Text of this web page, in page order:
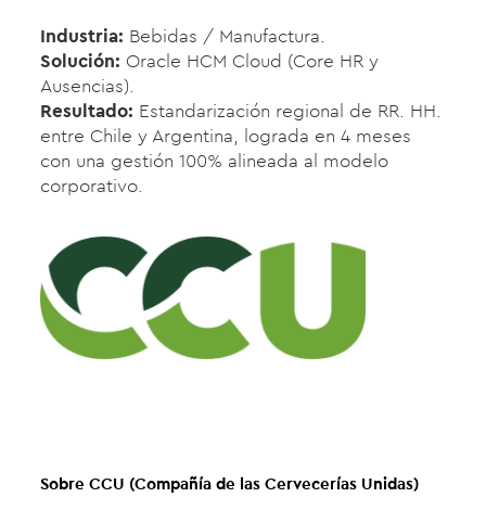
Industria: Bebidas / Manufactura.
Solución: Oracle HCM Cloud (Core HR y
Ausencias).
Resultado: Estandarización regional de RR. HH.
entre Chile y Argentina, lograda en 4 meses
con una gestión 100% alineada al modelo
corporativo.
Sobre CCU (Compañía de las Cervecerías Unidas)